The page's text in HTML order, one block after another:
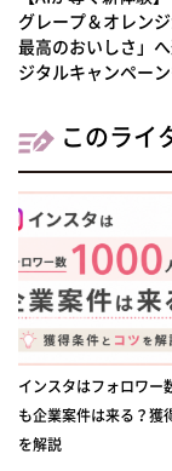
グレープ＆オレン
最高のおいしさ」
ジタルキャンペー
このライ
インスタはフォロワー
も企業案件は来る？獲
を解説